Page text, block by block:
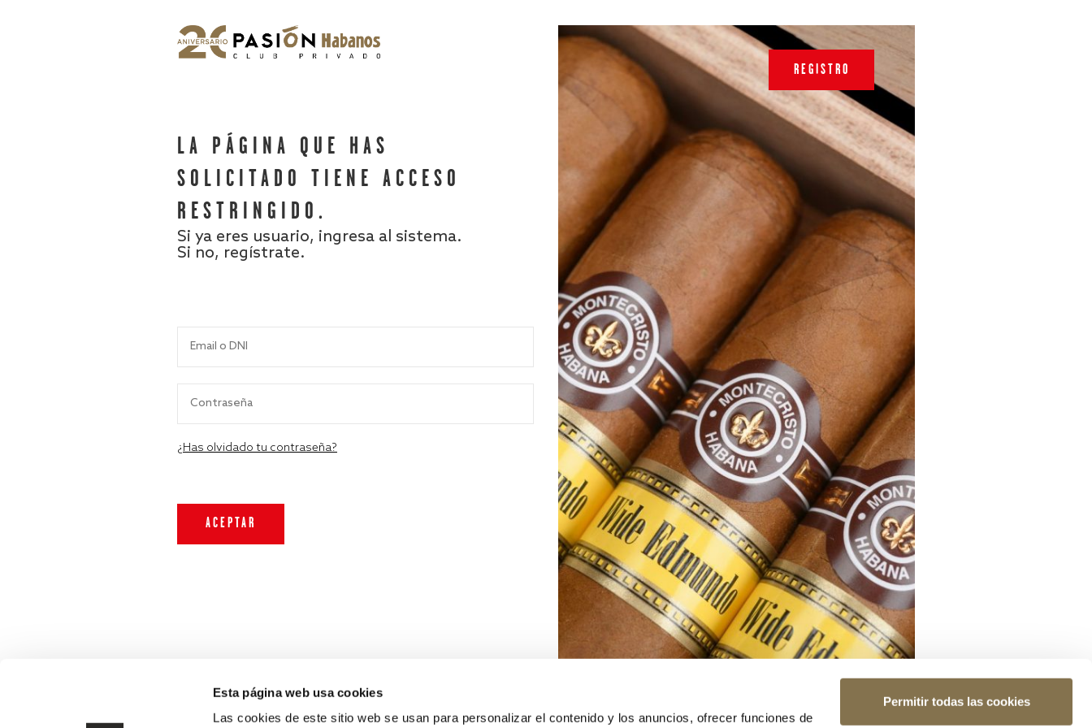
Esta página web usa cookies
Las cookies de este sitio web se usan para personalizar el contenido y los anuncios, ofrecer funciones de
Permitir todas las cookies
LA PÁGINA QUE HAS
SOLICITADO TIENE ACCESO
RESTRINGIDO.
Si ya eres usuario, ingresa al sistema.
Si no, regístrate.
¿Has olvidado tu contraseña?
REGISTRO